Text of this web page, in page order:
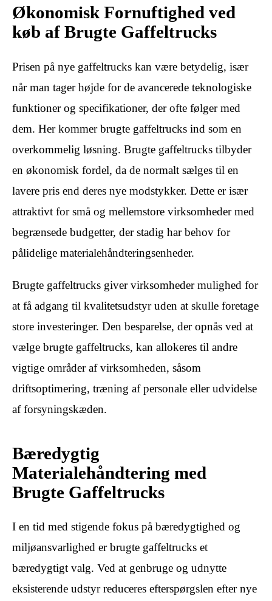
Økonomisk Fornuftighed ved
køb af Brugte Gaffeltrucks
Prisen på nye gaffeltrucks kan være betydelig, især
når man tager højde for de avancerede teknologiske
funktioner og specifikationer, der ofte følger med
dem. Her kommer brugte gaffeltrucks ind som en
overkommelig løsning. Brugte gaffeltrucks tilbyder
en økonomisk fordel, da de normalt sælges til en
lavere pris end deres nye modstykker. Dette er især
attraktivt for små og mellemstore virksomheder med
begrænsede budgetter, der stadig har behov for
pålidelige materialehåndteringsenheder.
Brugte gaffeltrucks giver virksomheder mulighed for
at få adgang til kvalitetsudstyr uden at skulle foretage
store investeringer. Den besparelse, der opnås ved at
vælge brugte gaffeltrucks, kan allokeres til andre
vigtige områder af virksomheden, såsom
driftsoptimering, træning af personale eller udvidelse
af forsyningskæden.
Bæredygtig
Materialehåndtering med
Brugte Gaffeltrucks
I en tid med stigende fokus på bæredygtighed og
miljøansvarlighed er brugte gaffeltrucks et
bæredygtigt valg. Ved at genbruge og udnytte
eksisterende udstyr reduceres efterspørgslen efter nye